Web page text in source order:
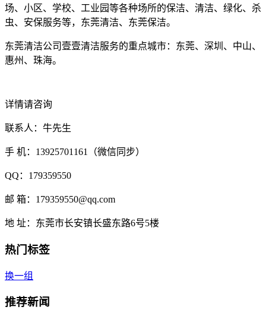
场、小区、学校、工业园等各种场所的保洁、清洁、绿化、杀
虫、安保服务等，东莞清洁、东莞保洁。
东莞清洁公司壹壹清洁服务的重点城市：东莞、深圳、中山、
惠州、珠海。
详情请咨询
联系人：牛先生
手 机：13925701161（微信同步）
QQ：179359550
邮 箱：179359550@qq.com
地 址：东莞市长安镇长盛东路6号5楼
热门标签
换一组
推荐新闻